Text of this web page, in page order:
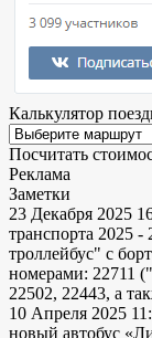
Калькулятор
Посчитать
Реклама
Заметки
23 Декабря 2025
транспорта 2025
троллейбус" с
номерами: 22711
22502, 22443, а
10 Апреля 2025
новый автобус